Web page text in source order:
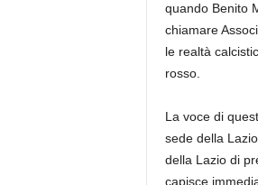
quando Benito
chiamare
le realtà
rosso.
La voce di
sede della
della Lazio di
capisce